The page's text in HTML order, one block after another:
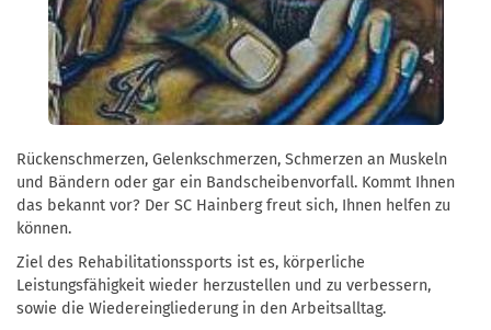
Rückenschmerzen, Gelenkschmerzen, Schmerzen an Muskeln
und Bändern oder gar ein Bandscheibenvorfall. Kommt Ihnen
das bekannt vor? Der SC Hainberg freut sich, Ihnen helfen zu
können.
Ziel des Rehabilitationssports ist es, körperliche
Leistungsfähigkeit wieder herzustellen und zu verbessern,
sowie die Wiedereingliederung in den Arbeitsalltag.